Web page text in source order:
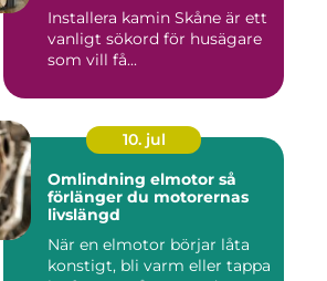
Installera kamin Skåne är ett
vanligt sökord för husägare
som vill få...
10. jul
Omlindning elmotor så
förlänger du motorernas
livslängd
När en elmotor börjar låta
konstigt, bli varm eller tappa